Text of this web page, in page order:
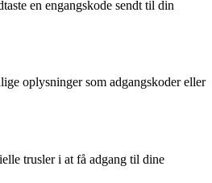
en engangskode sendt til din
oplysninger som adgangskoder eller
trusler i at få adgang til dine